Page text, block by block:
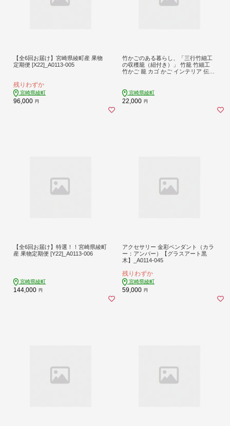
【全6回お届け】宮崎県綾町産 果物
定期便 [X22]_A0113-005
残りわずか
宮崎県綾町
96,000 円
竹かごのある暮らし、「三行竹細工
の収穫籠（紐付き）」 竹籠 竹細工
竹かご 籠 カゴ かご インテリア 伝統
_A0114-1911
宮崎県綾町
22,000 円
【全6回お届け】特選！！宮崎県綾町
産 果物定期便 [Y22]_A0113-006
宮崎県綾町
144,000 円
アクセサリー 金彩ペンダント（カラ
ー：アンバー）【グラスアート黒
木】_A0114-045
残りわずか
宮崎県綾町
59,000 円